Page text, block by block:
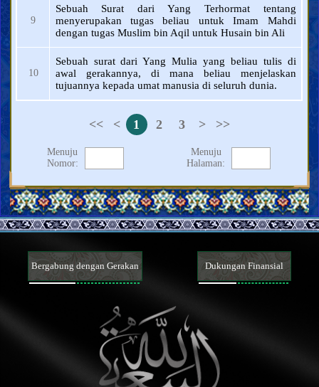
9
Sebuah Surat dari Yang Terhormat tentang
menyerupakan tugas beliau untuk Imam Mahdi
dengan tugas Muslim bin Aqil untuk Husain bin Ali
10
Sebuah surat dari Yang Mulia yang beliau tulis di
awal gerakannya, di mana beliau menjelaskan
tujuannya kepada umat manusia di seluruh dunia.
<< < 1 2 3 > >>
Menuju
Nomor:
Menuju
Halaman:
Bergabung dengan Gerakan Dukungan Finansial